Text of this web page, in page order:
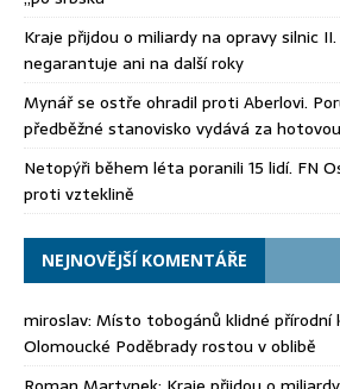
Kraje přijdou o miliardy na opravy silnic
negarantuje ani na další roky
Mynář se ostře ohradil proti Aberlovi.
předběžné stanovisko vydává za
Netopýři během léta poranili 15 lidí. FN
proti vzteklině
NEJNOVĚJŠÍ KOMENTÁŘE
miroslav: Místo tobogánů klidné přírodní
Olomoucké Poděbrady rostou v oblibě